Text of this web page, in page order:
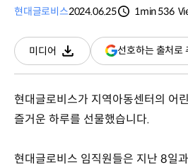
현대글로비스2024.06.25
1min536
미디어
다운로드
선호하는 출처로
현대글로비스가 지역아동센터의 어
즐거운 하루를 선물했습니다.
현대글로비스 임직원들은 지난 8일